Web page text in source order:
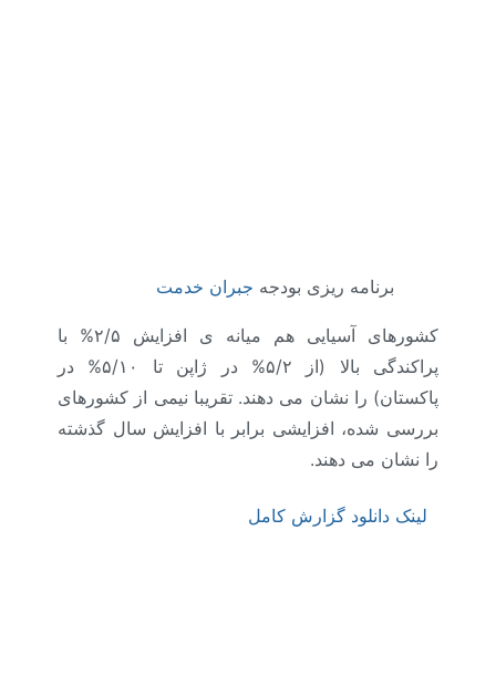
برنامه ریزی بودجه جبران خدمت
کشورهای آسیایی هم میانه ی افزایش ۲/۵% با
پراکندگی بالا (از ۵/۲% در ژاپن تا ۵/۱۰% در
پاکستان) را نشان می دهند. تقریبا نیمی از کشورهای
بررسی شده، افزایشی برابر با افزایش سال گذشته
را نشان می دهند.
لینک دانلود گزارش کامل